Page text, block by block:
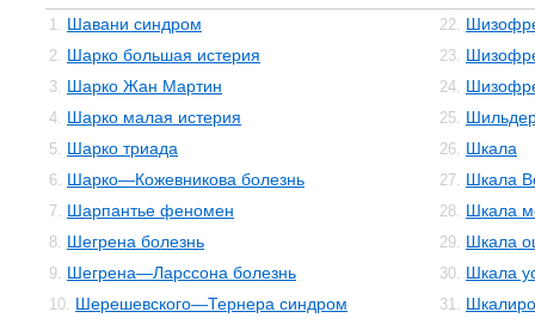
1. Шавани синдром
2. Шарко большая истерия
3. Шарко Жан Мартин
4. Шарко малая истерия
5. Шарко триада
6. Шарко—Кожевникова болезнь
7. Шарпантье феномен
8. Шегрена болезнь
9. Шегрена—Ларссона болезнь
10. Шерешевского—Тернера синдром
22.
23.
24.
25.
26. Шкала
27. Шкала
28. Шкала
29. Шкала
30. Шкала
31.